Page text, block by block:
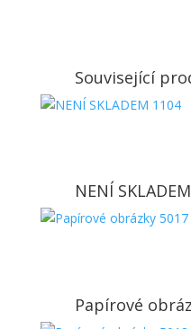
Související
NENÍ
Papírové